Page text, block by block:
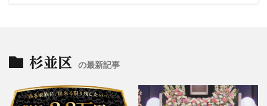
杉並区 の最新記事